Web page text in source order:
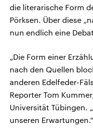
die literarische Form
Pörksen. Über diese
nun endlich eine
„Die Form einer
nach den Quellen
anderen Edelfeder-
Reporter Tom
Universität Tübingen.
unseren Erwartungen.“